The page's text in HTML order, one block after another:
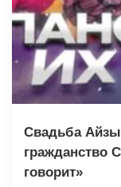
Свадьба
гражданство
говорит»